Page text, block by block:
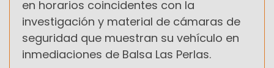
en horarios coincidentes con la
investigación y material de cámaras de
seguridad que muestran su vehículo en
inmediaciones de Balsa Las Perlas.